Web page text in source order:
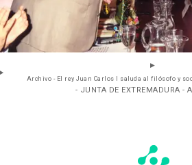
Archivo - El rey Juan Carlos I saluda al filósofo y
- JUNTA DE EXTREMADURA -